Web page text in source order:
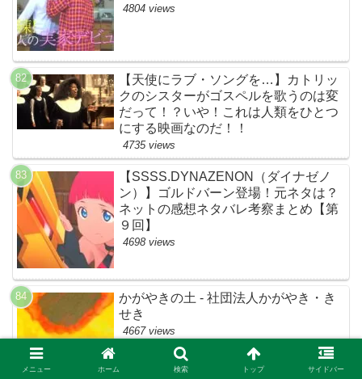
4804 views
【天使にラブ・ソングを…】カトリッ
クのシスターがゴスペルを歌うのは変
だって！？いや！これは人類をひとつ
にする映画なのだ！！
4735 views
【SSSS.DYNAZENON（ダイナゼノ
ン）】ゴルドバーン登場！元ネタは？
ネットの感想ネタバレ考察まとめ【第
９回】
4698 views
かがやきの土 - 社団法人かがやき・き
せき
4667 views
メニュー ホーム 検索 トップ サイドバー